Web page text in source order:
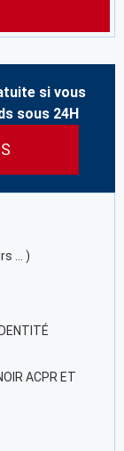
si vous
sous 24H
… )
ACPR ET